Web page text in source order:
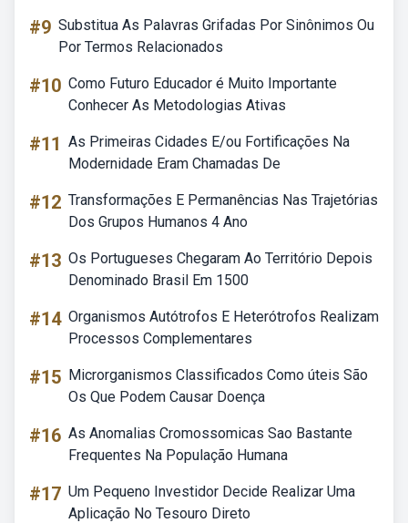
#9 Substitua As Palavras Grifadas Por Sinônimos Ou
Por Termos Relacionados
#10 Como Futuro Educador é Muito Importante
Conhecer As Metodologias Ativas
#11 As Primeiras Cidades E/ou Fortificações Na
Modernidade Eram Chamadas De
#12 Transformações E Permanências Nas Trajetórias
Dos Grupos Humanos 4 Ano
#13 Os Portugueses Chegaram Ao Território Depois
Denominado Brasil Em 1500
#14 Organismos Autótrofos E Heterótrofos Realizam
Processos Complementares
#15 Microrganismos Classificados Como úteis São
Os Que Podem Causar Doença
#16 As Anomalias Cromossomicas Sao Bastante
Frequentes Na População Humana
#17 Um Pequeno Investidor Decide Realizar Uma
Aplicação No Tesouro Direto